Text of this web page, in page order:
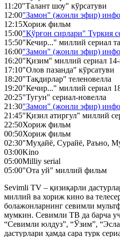
11:20"Талант шоу" кўрсатуви
12:00"Замон" (жонли эфир)
12:15Хориж фильм
15:00"Қўрғон сирлари" Туркия
15:50"Кечир..." миллий сериал
16:00"Замон" (жонли эфир)
16:20"Қизим" миллий сериал
17:10"Олов пазанда" кўрсатуви
18:20"Тақдирлар" теленовелла
19:20"Кечир..." миллий сериал
20:25"Тугун" сериал-новелла
21:30"Замон" (жонли эфир)
21:45"Қизил атиргул" миллий
22:50Хориж фильм
00:50Хориж фильм
02:30"Муҳайё, Сурайё, Раъно,
03:00Kino
05:00Milliy serial
05:00"Ота уй" миллий фильм
Sevimli TV – қизиқарли
миллий ва хориж кино ва
болажонларнинг севимли
мумкин. Севимли ТВ да барча
“Севимли юлдуз”, “Ўзим”,
дастурлари ҳамда сара турк